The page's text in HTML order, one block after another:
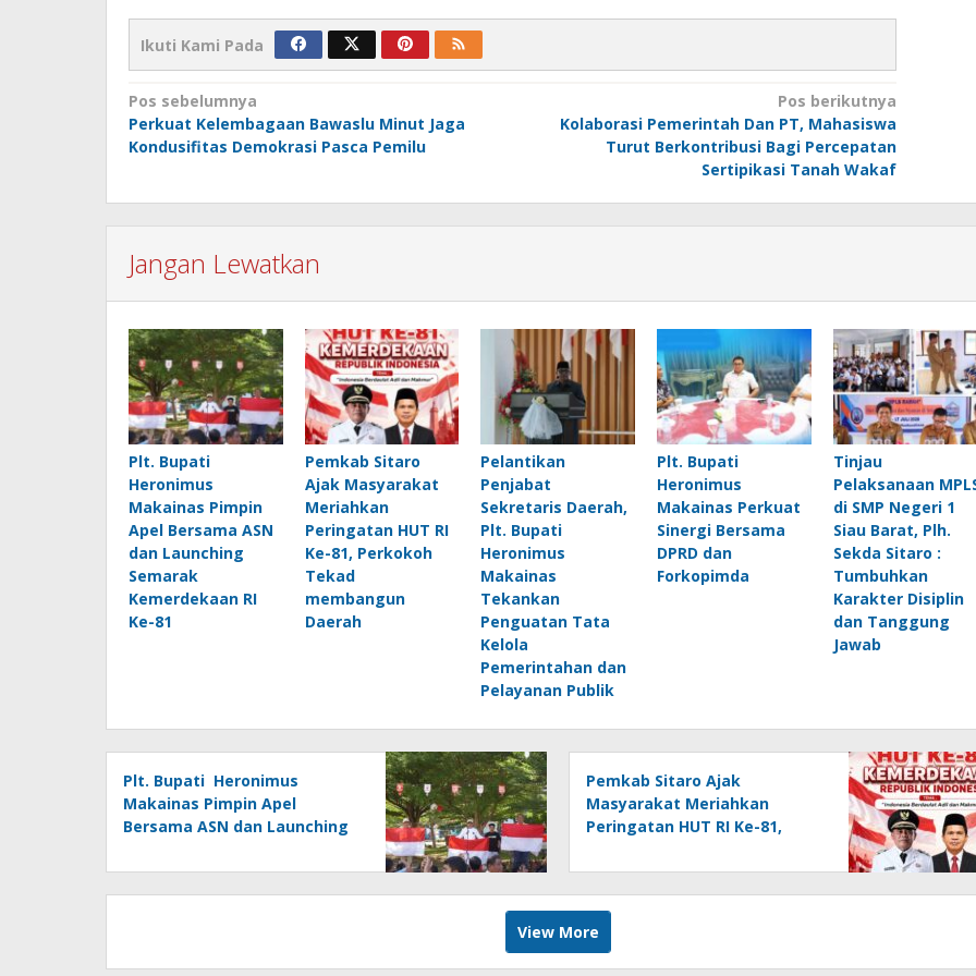
Ikuti Kami Pada
Navigasi
pos
Pos sebelumnya
Perkuat Kelembagaan Bawaslu Minut Jaga
Kondusifitas Demokrasi Pasca Pemilu
Pos berikutnya
Kolaborasi Pemerintah Dan PT, Mahasiswa
Turut Berkontribusi Bagi Percepatan
Sertipikasi Tanah Wakaf
Jangan Lewatkan
Plt. Bupati
Heronimus
Makainas Pimpin
Apel Bersama ASN
dan Launching
Semarak
Kemerdekaan RI
Ke-81
Pemkab Sitaro
Ajak Masyarakat
Meriahkan
Peringatan HUT RI
Ke-81, Perkokoh
Tekad
membangun
Daerah
Pelantikan
Penjabat
Sekretaris Daerah,
Plt. Bupati
Heronimus
Makainas
Tekankan
Penguatan Tata
Kelola
Pemerintahan dan
Pelayanan Publik
Plt. Bupati
Heronimus
Makainas Perkuat
Sinergi Bersama
DPRD dan
Forkopimda
Tinjau
Pelaksanaan
di SMP Negeri 1
Siau Barat, Plh.
Sekda Sitaro :
Tumbuhkan
Karakter Disiplin
dan Tanggung
Jawab
Plt. Bupati Heronimus
Makainas Pimpin Apel
Bersama ASN dan Launching
81
Pemkab Sitaro Ajak
Masyarakat Meriahkan
Peringatan HUT RI Ke-81,
Daerah
View More